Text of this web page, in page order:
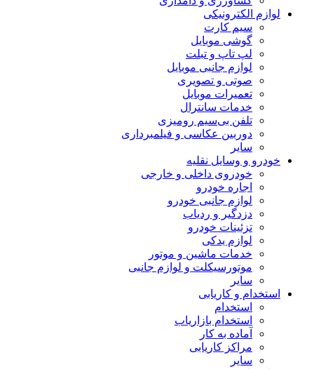
لوازم الکترونیکی
سیم کارت
گوشی موبایل
لپ تاپ و تبلت
لوازم جانبی موبایل
صوتی و تصویری
تعمیرات موبایل
خدمات سانترال
تلفن بی‌سیم رومیزی
دوربین عکاسی و فیلمبرداری
سایر
خودرو و وسایل نقلیه
خودروی داخلی و خارجی
اجاره خودرو
لوازم جانبی خودرو
دزدگیر و ردیاب
تزئینات خودرو
لوازم یدکی
خدمات ماشین و موتور
موتورسیکلت و لوازم جانبی
سایر
استخدام و کاریابی
استخدام
استخدام بازاریاب
آماده به کار
مراکز کاریابی
سایر